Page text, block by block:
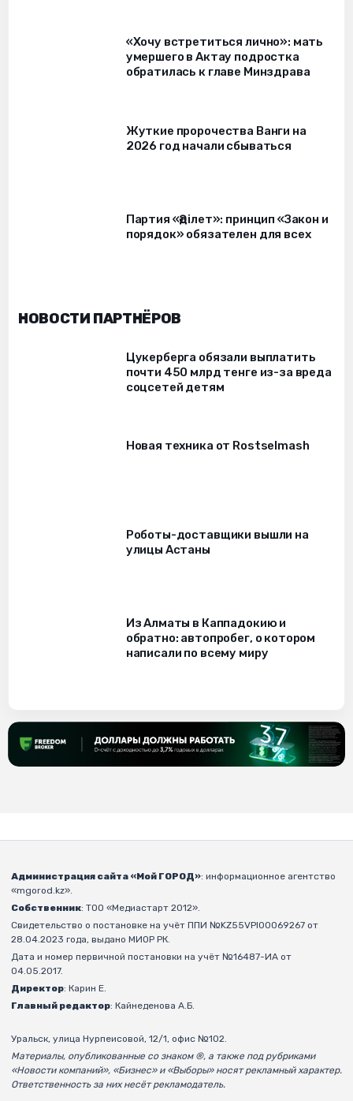
«Хочу встретиться лично»: мать
умершего в Актау подростка
обратилась к главе Минздрава
Жуткие пророчества Ванги на
2026 год начали сбываться
Партия «Әділет»: принцип «Закон и
порядок» обязателен для всех
НОВОСТИ ПАРТНЁРОВ
Цукерберга обязали выплатить
почти 450 млрд тенге из-за вреда
соцсетей детям
Новая техника от Rostselmash
Роботы-доставщики вышли на
улицы Астаны
Из Алматы в Каппадокию и
обратно: автопробег, о котором
написали по всему миру
Администрация сайта «Мой ГОРОД»: информационное агентство
«mgorod.kz».
Собственник: ТОО «Медиастарт 2012».
Свидетельство о постановке на учёт ППИ №KZ55VPI00069267 от
28.04.2023 года, выдано МИОР РК.
Дата и номер первичной постановки на учёт №16487-ИА от
04.05.2017.
Директор: Карин Е.
Главный редактор: Кайнеденова А.Б.
Уральск, улица Нурпеисовой, 12/1, офис №102.
Материалы, опубликованные со знаком ®, а также под рубриками
«Новости компаний», «Бизнес» и «Выборы» носят рекламный характер.
Ответственность за них несёт рекламодатель.